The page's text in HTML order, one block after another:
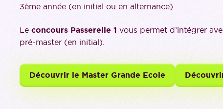
3ème année (en initial ou en alternance).
Le concours Passerelle 1 vous permet d’intégrer
pré-master (en initial).
Découvrir le Master Grande Ecole